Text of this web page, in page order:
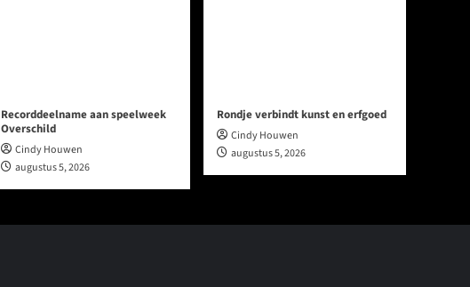
Recorddeelname aan speelweek
Overschild
Cindy Houwen
augustus 5, 2026
Rondje verbindt kunst en erfgoed
Cindy Houwen
augustus 5, 2026